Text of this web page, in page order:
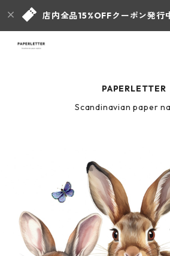
店内全品15%OFFクーポン発行
PAPERLETTER
Scandinavian paper